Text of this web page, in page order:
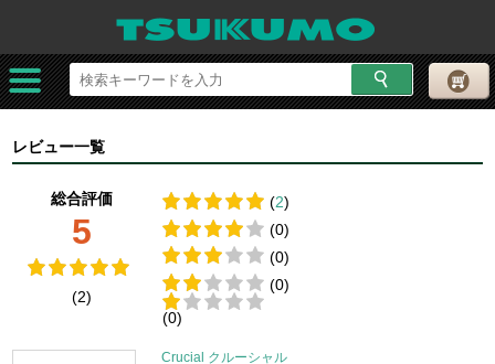
レビュー一覧
総合評価
5
(2)
(2)
(0)
(0)
(0)
(0)
Crucial クルーシャル